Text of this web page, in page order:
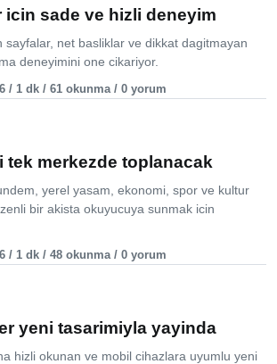
icin sade ve hizli deneyim
sayfalar, net basliklar ve dikkat dagitmayan
deneyimini one cikariyor.
/ 1 dk / 61 okunma / 0 yorum
tek merkezde toplanacak
yerel yasam, ekonomi, spor ve kultur
bir akista okuyucuya sunmak icin
/ 1 dk / 48 okunma / 0 yorum
yeni tasarimiyla yayinda
hizli okunan ve mobil cihazlara uyumlu yeni